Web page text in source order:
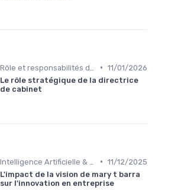
• 11/01/2026
Le rôle stratégique de la directrice
de cabinet
• 11/12/2025
L'impact de la vision de mary t barra
sur l'innovation en entreprise